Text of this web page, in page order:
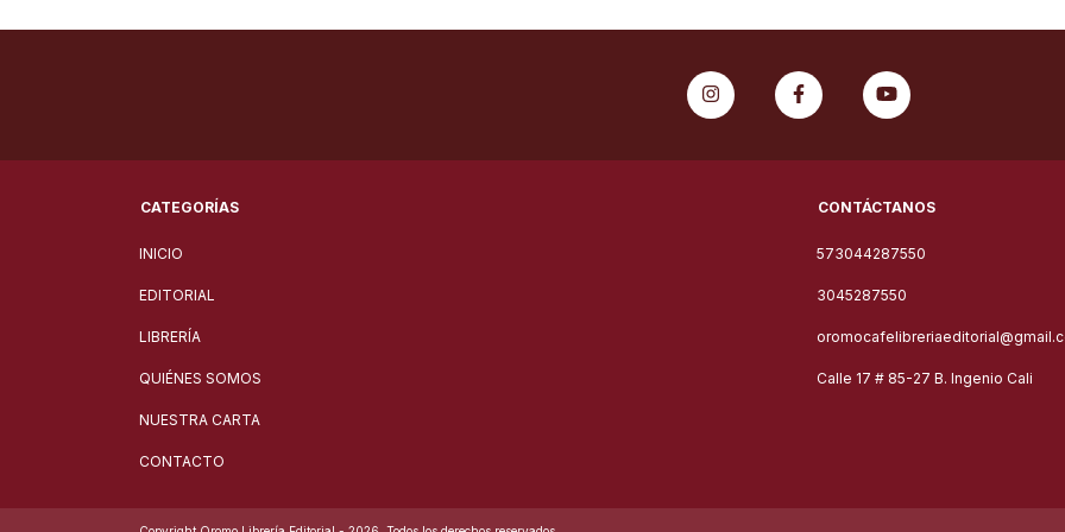
CATEGORÍAS
INICIO
EDITORIAL
LIBRERÍA
QUIÉNES SOMOS
NUESTRA CARTA
CONTACTO
CONTÁCTANOS
573044287550
3045287550
Calle 17 # 85-27 B. Ingenio Cali